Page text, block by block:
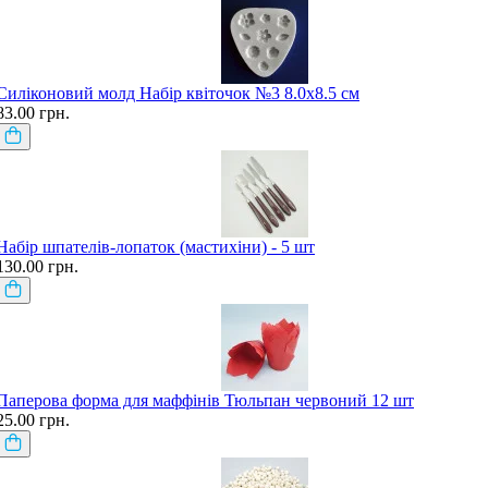
молд Набір квіточок №3 8.0х8.5 см
грн.
шпателів-лопаток (мастихіни) - 5 шт
грн.
форма для маффінів Тюльпан червоний 12 шт
грн.